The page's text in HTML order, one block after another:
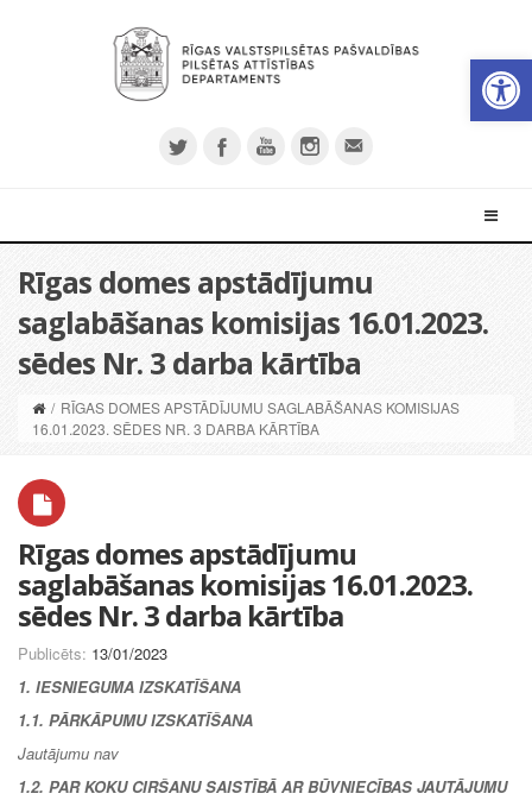
Rīgas domes apstādījumu
saglabāšanas komisijas 16.01.2023.
sēdes Nr. 3 darba kārtība
/ RĪGAS DOMES APSTĀDĪJUMU SAGLABĀŠANAS KOMISIJAS
16.01.2023. SĒDES NR. 3 DARBA KĀRTĪBA
Rīgas domes apstādījumu
saglabāšanas komisijas 16.01.2023.
sēdes Nr. 3 darba kārtība
Publicēts: 13/01/2023
1. IESNIEGUMA IZSKATĪŠANA
1.1. PĀRKĀPUMU IZSKATĪŠANA
Jautājumu nav
1.2. PAR KOKU CIRŠANU SAISTĪBĀ AR BŪVNIECĪBAS JAUTĀJUMU